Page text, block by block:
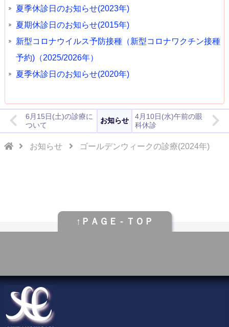
夏季休診日のお知らせ(2023年)
夏期休診日のお知らせ(2015年)
新型コロナウイルス予防接種（新型コロナワクチン接種
予約)（2025/2026年）
夏季休診日のお知らせ(2020年)
6月15日(土)の診療に
ついて
お知らせ
4月10日(水)午前の眼
科休診
お知らせ ゴールデンウィークの診療(2024年)
↑ＰＡＧＥ - ＴＯＰ